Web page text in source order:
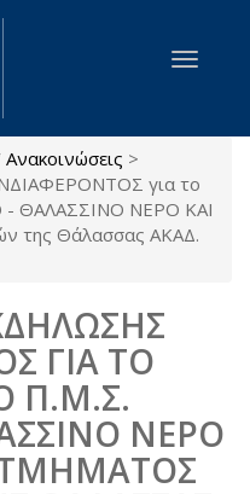
Toggle
>
για το
- ΘΑΛΑΣΣΙΝΟ ΝΕΡΟ ΚΑΙ
της Θάλασσας ΑΚΑΔ.
ΓΙΑ ΤΟ
Π.Μ.Σ.
ΝΕΡΟ
ΤΜΗΜΑΤΟΣ